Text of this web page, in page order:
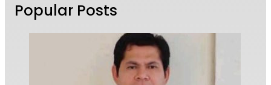
Popular Posts